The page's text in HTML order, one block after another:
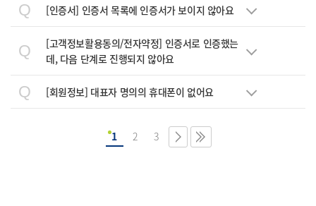
Q [인증서] 인증서 목록에 인증서가 보이지 않아요
Q
[고객정보활용동의/전자약정] 인증서로 인증했는
데, 다음 단계로 진행되지 않아요
Q [회원정보] 대표자 명의의 휴대폰이 없어요
1 2 3